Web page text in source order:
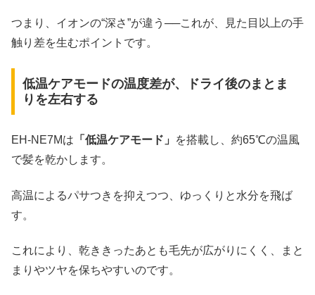
つまり、イオンの“深さ”が違う──これが、見た目以上の手
触り差を生むポイントです。
低温ケアモードの温度差が、ドライ後のまとま
りを左右する
EH-NE7Mは 「低温ケアモード」
を搭載し、約65℃の温風
で髪を乾かします。
高温によるパサつきを抑えつつ、ゆっくりと水分を飛ば
す。
これにより、乾ききったあとも毛先が広がりにくく、まと
まりやツヤを保ちやすいのです。